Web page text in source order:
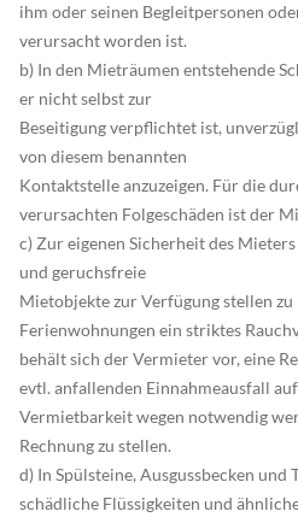
ihm oder seinen Begleitpersonen
verursacht worden ist.
b) In den Mieträumen entstehende
er nicht selbst zur
Beseitigung verpflichtet ist,
von diesem benannten
Kontaktstelle anzuzeigen. Für die
verursachten Folgeschäden ist der
c) Zur eigenen Sicherheit des
und geruchsfreie
Mietobjekte zur Verfügung stellen zu
Ferienwohnungen ein striktes
behält sich der Vermieter vor, eine
evtl. anfallenden Einnahmeausfall
Vermietbarkeit wegen notwendig
Rechnung zu stellen.
d) In Spülsteine, Ausgussbecken
schädliche Flüssigkeiten und